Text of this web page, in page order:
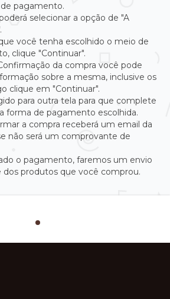
pagamento.
selecionar a opção de "A
você tenha escolhido o meio de
clique "Continuar".
da compra você pode
sobre a mesma, inclusive os
clique em "Continuar".
para outra tela para que complete
forma de pagamento escolhida.
a compra receberá um email da
não será um comprovante de
o pagamento, faremos um envio
dos produtos que você comprou.